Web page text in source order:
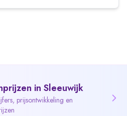
in Sleeuwijk
prijsontwikkeling en